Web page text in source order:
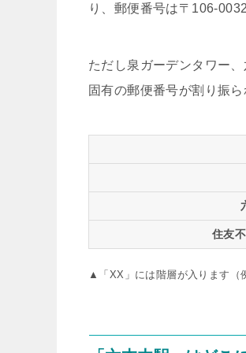
り、郵便番号は〒106-0032
ただし泉ガーデンタワー
固有の郵便番号が割り振
住友
▲「XX」には階層が入ります（